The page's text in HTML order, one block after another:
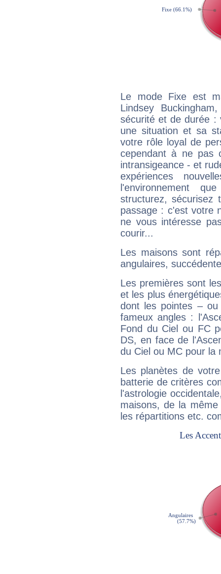
Le mode Fixe est
Lindsey
sécurité et de durée :
une situation et sa
votre rôle loyal de
cependant à ne pas
intransigeance - et
expériences
l'environnement
structurez, sécurisez
passage : c'est votre
ne vous intéresse
courir...
Les maisons sont
angulaires,
Les premières sont
et les plus
dont les pointes –
fameux angles :
Fond du Ciel ou FC
DS, en face de
du Ciel ou MC pour la
Les planètes de
batterie de critères
l'astrologie
maisons, de la
les répartitions etc.